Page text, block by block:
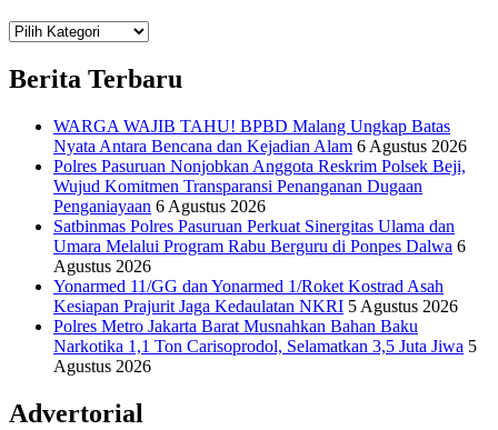
Teknologi
Berita Terbaru
WARGA WAJIB TAHU! BPBD Malang Ungkap Batas
Nyata Antara Bencana dan Kejadian Alam 6 Agustus 2026
Polres Pasuruan Nonjobkan Anggota Reskrim Polsek Beji,
Wujud Komitmen Transparansi Penanganan Dugaan
Penganiayaan 6 Agustus 2026
Satbinmas Polres Pasuruan Perkuat Sinergitas Ulama dan
Umara Melalui Program Rabu Berguru di Ponpes Dalwa 6
Agustus 2026
Yonarmed 11/GG dan Yonarmed 1/Roket Kostrad Asah
Kesiapan Prajurit Jaga Kedaulatan NKRI 5 Agustus 2026
Polres Metro Jakarta Barat Musnahkan Bahan Baku
Narkotika 1,1 Ton Carisoprodol, Selamatkan 3,5 Juta Jiwa 5
Agustus 2026
Advertorial